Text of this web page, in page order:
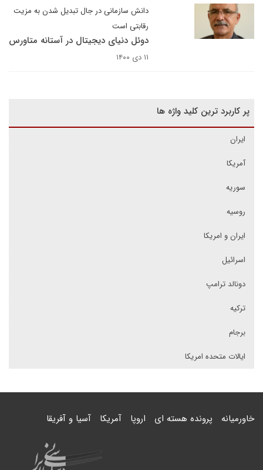
دانش سازمانی در جال تبدیل شدن به مزیت
رقابتی است
دوئل دنیای دیجیتال در آستانه متاورس
۱۱ دی ۱۴۰۰
پر کاربرد ترین کلید واژه ها
ایران
آمریکا
سوریه
روسیه
ایران و امریکا
اسرائیل
دونالد ترامپ
ترکیه
برجام
ایالات متحده امریکا
خاورمیانه پرونده هسته ای اروپا آمریکا آسیا و آفریقا